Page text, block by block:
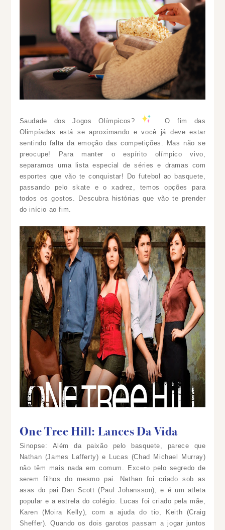
Saudade dos Jogos Olímpicos?
O fim das
Olimpíadas está se aproximando e você já deve estar
sentindo falta da emoção das competições. Mas não se
preocupe! Para manter o espírito olímpico vivo,
separamos uma lista especial de séries e dramas com
esportes que vão te conquistar! Do futebol ao basquete,
passando pelo skate e o xadrez, temos opções para
todos os gostos. Descubra histórias que vão te prender
do início ao fim.
One Tree Hill: Lances Da Vida
Sinopse: Além da paixão pelo basquete, parece que
Nathan (James Lafferty) e Lucas (Chad Michael Murray)
não têm mais nada em comum. Exceto pelo segredo de
serem filhos do mesmo pai. Nathan foi criado sob as
asas do pai Dan Scott (Paul Johansson), e é um atleta
popular e a estrela do colégio. Lucas foi criado pela mãe,
Karen (Moira Kelly), com a ajuda do tio, Keith (Craig
Sheffer). Quando os dois garotos passam a jogar juntos